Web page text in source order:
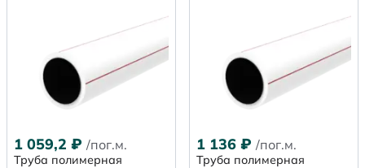
1 059,2 ₽ /пог.м.
Труба полимерная
1 136 ₽ /пог.м.
Труба полимерная